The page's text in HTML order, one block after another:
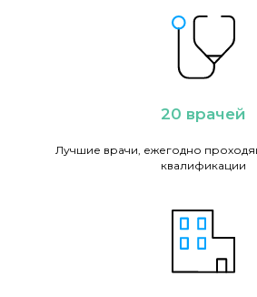
20 врачей
Лучшие врачи, ежегодно
квалификации